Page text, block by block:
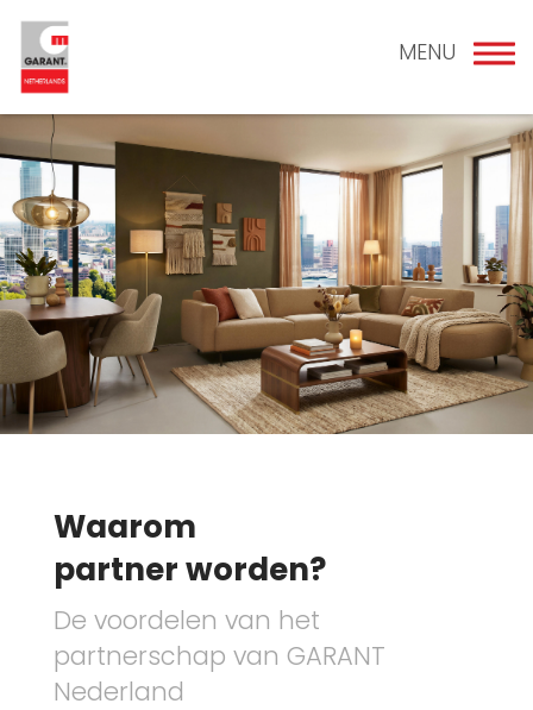
MENU
Waarom
partner worden?
De voordelen van het
partnerschap van GARANT
Nederland